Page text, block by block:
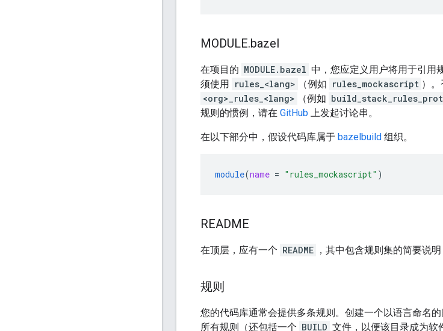
MODULE.bazel
在项目的 MODULE.bazel 中，您应定义用户将用于引用
须使用 rules_<lang> （例如 rules_mockascript ）
<org>_rules_<lang>
（例如
规则的惯例，请在 GitHub 上发起讨论串。
在以下部分中，假设代码库属于 bazelbuild 组织。
module(name = "rules_mockascript"
README
在顶层，应有一个 README ，其中包含规则集的简要说
规则
您的代码库通常会提供多条规则。创建一个以语言命名
所有规则（还包括一个 BUILD 文件，以便该目录成为软